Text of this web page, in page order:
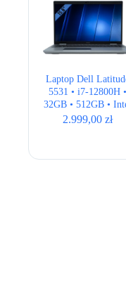
Laptop Dell
5531 • i7-12800H •
32GB • 512GB •
UHD Graphics •
2.999,00zł